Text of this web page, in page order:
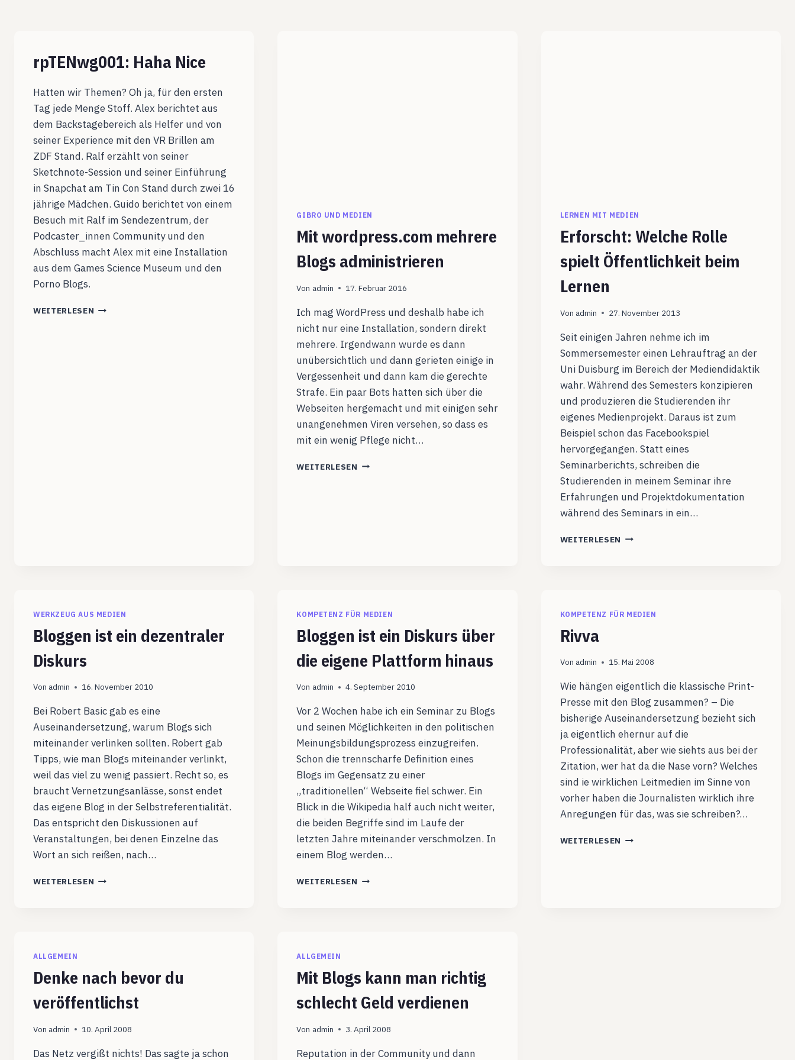
rpTENwg001: Haha Nice
Hatten wir Themen? Oh ja, für den ersten
Tag jede Menge Stoff. Alex berichtet aus
dem Backstagebereich als Helfer und von
seiner Experience mit den VR Brillen am
ZDF Stand. Ralf erzählt von seiner
Sketchnote-Session und seiner Einführung
in Snapchat am Tin Con Stand durch zwei 16
jährige Mädchen. Guido berichtet von einem
Besuch mit Ralf im Sendezentrum, der
Podcaster_innen Community und den
Abschluss macht Alex mit eine Installation
aus dem Games Science Museum und den
Porno Blogs.
WEITERLESEN RPTENWG001:
GIBRO UND MEDIEN
Mit wordpress.com mehrere
Blogs administrieren
Von admin 17. Februar 2016
Ich mag WordPress und deshalb habe ich
nicht nur eine Installation, sondern direkt
mehrere. Irgendwann wurde es dann
unübersichtlich und dann gerieten einige in
Vergessenheit und dann kam die gerechte
Strafe. Ein paar Bots hatten sich über die
Webseiten hergemacht und mit einigen sehr
unangenehmen Viren versehen, so dass es
mit ein wenig Pflege nicht…
WEITERLESEN MIT
LERNEN MIT MEDIEN
Erforscht: Welche Rolle
spielt Öffentlichkeit beim
Lernen
Von admin 27. November 2013
Seit einigen Jahren nehme ich im
Sommersemester einen Lehrauftrag an der
Uni Duisburg im Bereich der Mediendidaktik
wahr. Während des Semesters konzipieren
und produzieren die Studierenden ihr
eigenes Medienprojekt. Daraus ist zum
Beispiel schon das Facebookspiel
hervorgegangen. Statt eines
Seminarberichts, schreiben die
Studierenden in meinem Seminar ihre
Erfahrungen und Projektdokumentation
während des Seminars in ein…
WEITERLESEN ERFORSCHT:
LERNEN
WERKZEUG AUS MEDIEN
Bloggen ist ein dezentraler
Diskurs
Von admin 16. November 2010
Bei Robert Basic gab es eine
Auseinandersetzung, warum Blogs sich
miteinander verlinken sollten. Robert gab
Tipps, wie man Blogs miteinander verlinkt,
weil das viel zu wenig passiert. Recht so, es
braucht Vernetzungsanlässe, sonst endet
das eigene Blog in der Selbstreferentialität.
Das entspricht den Diskussionen auf
Veranstaltungen, bei denen Einzelne das
Wort an sich reißen, nach…
WEITERLESEN BLOGGEN
KOMPETENZ FÜR MEDIEN
Bloggen ist ein Diskurs über
die eigene Plattform hinaus
Von admin 4. September 2010
Vor 2 Wochen habe ich ein Seminar zu Blogs
und seinen Möglichkeiten in den politischen
Meinungsbildungsprozess einzugreifen.
Schon die trennscharfe Definition eines
Blogs im Gegensatz zu einer
„traditionellen“ Webseite fiel schwer. Ein
Blick in die Wikipedia half auch nicht weiter,
die beiden Begriffe sind im Laufe der
letzten Jahre miteinander verschmolzen. In
einem Blog werden…
WEITERLESEN BLOGGEN
HINAUS
KOMPETENZ FÜR MEDIEN
Rivva
Von admin 15. Mai 2008
Wie hängen eigentlich die klassische Print-
Presse mit den Blog zusammen? – Die
bisherige Auseinandersetzung bezieht sich
ja eigentlich ehernur auf die
Professionalität, aber wie siehts aus bei der
Zitation, wer hat da die Nase vorn? Welches
sind ie wirklichen Leitmedien im Sinne von
vorher haben die Journalisten wirklich ihre
Anregungen für das, was sie schreiben?…
WEITERLESEN RIVVA
ALLGEMEIN
Denke nach bevor du
veröffentlichst
Von admin 10. April 2008
Das Netz vergißt nichts! Das sagte ja schon
ALLGEMEIN
Mit Blogs kann man richtig
schlecht Geld verdienen
Von admin 3. April 2008
Reputation in der Community und dann